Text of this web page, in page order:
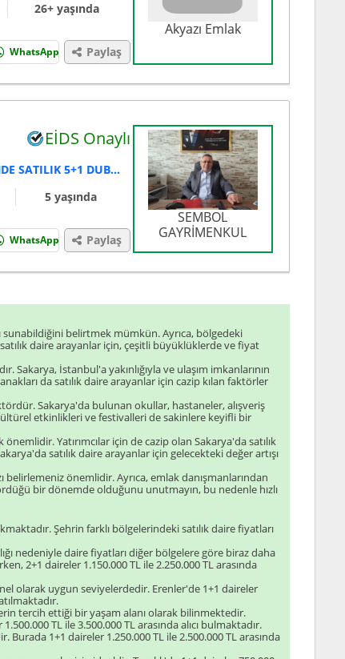
Akyazı Emlak
26+ yaşında
WhatsApp Paylaş
EİDS Onaylı
ADAPAZARI GÜNEŞLER MAHALLESİNDE SATILIK 5+1 DUBLEKS DAİRE
SEMBOL
GAYRİMENKUL
5 yaşında
WhatsApp Paylaş
sunabildiğini belirtmek mümkün. Ayrıca, bölgedeki
daire arayanlar için, çeşitli büyüklüklerde ve fiyat
İstanbul'a yakınlığıyla ve ulaşım imkanlarının
da satılık daire arayanlar için cazip kılan faktörler
Sakarya'da bulunan okullar, hastaneler, alışveriş
etkinlikleri ve festivalleri de sakinlere keyifli bir
Yatırımcılar için de cazip olan Sakarya'da satılık
satılık daire arayanlar için gelecekteki değer artışı
önemlidir. Ayrıca, emlak danışmanlarından
bir dönemde olduğunu unutmayın, bu nedenle hızlı
Şehrin farklı bölgelerindeki satılık daire fiyatları
nedeniyle daire fiyatları diğer bölgelere göre biraz daha
2+1 daireler 1.150.000 TL ile 2.250.000 TL arasında
olarak uygun seviyelerdedir. Erenler'de 1+1 daireler
tercih ettiği bir yaşam alanı olarak bilinmektedir.
TL ile 3.500.000 TL arasında alıcı bulmaktadır.
1+1 daireler 1.250.000 TL ile 2.500.000 TL arasında